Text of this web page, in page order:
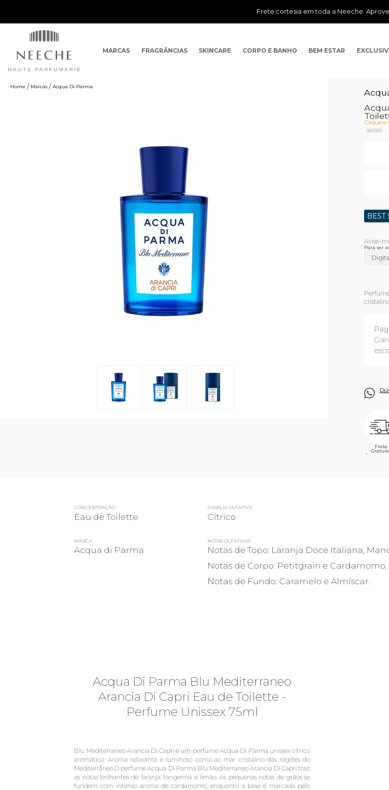
Frete cortesia em toda a Neeche.
MARCAS FRAGRÂNCIAS SKINCARE CORPO E BANHO BEM ESTAR
Marcas Acqua Di Parma
Clique e
002559
BEST
Para ser
Frete
´
CONCENTRAÇÃO
Eau de Toilette
MARCA
Acqua di Parma
FAMÍLIA OLFATIVA
Cítrico
NOTAS OLFATIVAS
Notas de Topo: Laranja Doce Italiana,
Notas de Corpo: Petitgrain e Cardamomo.
Notas de Fundo: Caramelo e Almíscar.
Acqua Di Parma Blu Mediterraneo
Arancia Di Capri Eau de Toilette -
Perfume Unissex 75ml
Blu Mediterraneo Arancia Di Capri é um perfume Acqua Di Parma unissex cítrico
aromático. Aroma relaxante e luminoso como ao mar cristalino das regiões do
Mediterrâneo.O perfume Acqua Di Parma Blu Mediterraneo Arancia Di Capri traz
as notas brilhantes de laranja, tangerina e limão. As pequenas notas de grãos se
fundem com intenso aroma de cardamomo, enquanto a base é marcada pelo